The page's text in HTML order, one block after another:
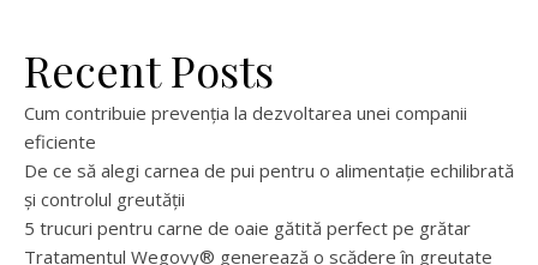
Recent Posts
Cum contribuie prevenția la dezvoltarea unei companii
eficiente
De ce să alegi carnea de pui pentru o alimentație echilibrată
și controlul greutății
5 trucuri pentru carne de oaie gătită perfect pe grătar
Tratamentul Wegovy® generează o scădere în greutate